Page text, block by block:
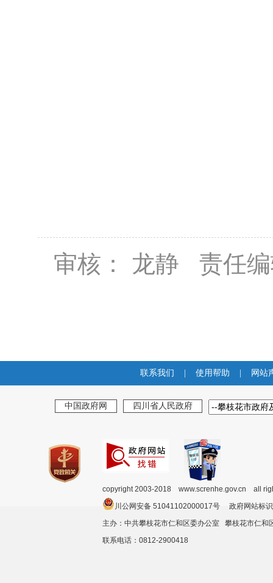
审核： 龙静 责任编
联系我们 使用帮助 网站
中国政府网 四川省人民政府
copyright 2003-2018 www.screnhe.gov.cn all
川公网安备 51041102000017号 政府网站
主办：中共攀枝花市仁和区委办公室 攀枝花市仁
联系电话：0812-2900418